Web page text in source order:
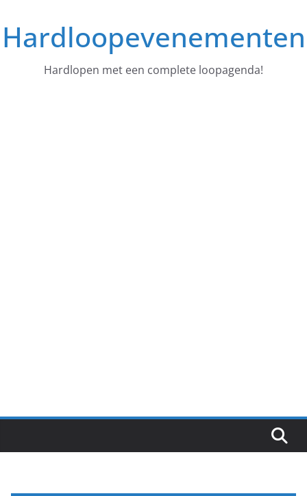
naar
deHardloopevenementen
Hardlopen met een complete loopagenda!